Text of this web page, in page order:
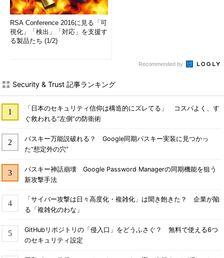
RSA Conference 2016に見る「可
視化」「検出」「対応」を支援す
る製品たち (1/2)
Recommended by
Security & Trust 記事ランキング
「日本のセキュリティ信仰は構造的にズレてる」 コスパよく、す
ぐ救われる“左側”の防衛術
パスキー万能説破れる？ Google同期パスキー実装に見つかっ
た“想定外の穴”
パスキー神話崩壊 Google Password Managerの同期機能を狙う
新攻撃手法
「サイバー攻撃は日々高度化・複雑化」は聞き飽きた？ 企業が陥
る「複雑化のわな」
GitHubリポジトリの「侵入口」をどうふさぐ？ 無料で使える6つ
のセキュリティ設定